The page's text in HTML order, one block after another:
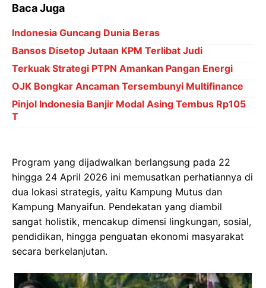
Baca Juga
Indonesia Guncang Dunia Beras
Bansos Disetop Jutaan KPM Terlibat Judi
Terkuak Strategi PTPN Amankan Pangan Energi
OJK Bongkar Ancaman Tersembunyi Multifinance
Pinjol Indonesia Banjir Modal Asing Tembus Rp105
T
Program yang dijadwalkan berlangsung pada 22
hingga 24 April 2026 ini memusatkan perhatiannya di
dua lokasi strategis, yaitu Kampung Mutus dan
Kampung Manyaifun. Pendekatan yang diambil
sangat holistik, mencakup dimensi lingkungan, sosial,
pendidikan, hingga penguatan ekonomi masyarakat
secara berkelanjutan.